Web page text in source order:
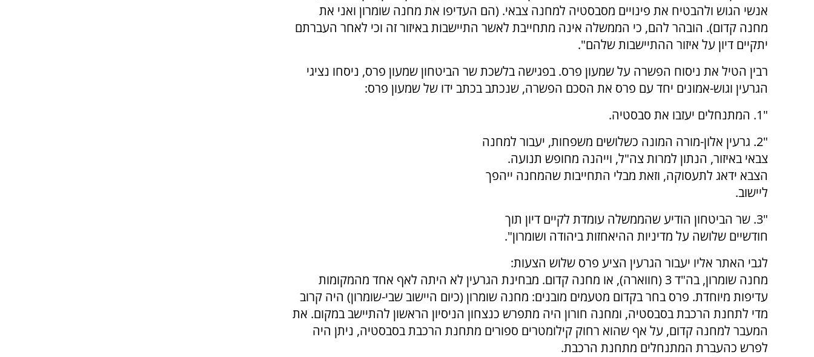
אנשי הגוש ולהבטיח את פינויים מסבסטיה למחנה צבאי. (הם העדיפו את מחנה שומרון ואני את
מחנה קדום). הובהר להם, כי הממשלה אינה מתחייבת לאשר התיישבות באיזור זה וכי לאחר העברתם
יתקיים דיון על איזור ההתיישבות שלהם".
רבין הטיל את ניסוח הפשרה על שמעון פרס. בפגישה בלשכת שר הביטחון שמעון פרס, ניסחו נציגי
הגרעין וגוש-אמונים יחד עם פרס את הסכם הפשרה, שנכתב בכתב ידו של שמעון פרס:
"1. המתנחלים יעזבו את סבסטיה.
"2. גרעין אלון-מורה המונה כשלושים משפחות, יעבור למחנה
צבאי באיזור, הנתון למרות צה"ל, וייהנה מחופש תנועה.
הצבא ידאג לתעסוקה, וזאת מבלי התחייבות שהמחנה ייהפך
ליישוב.
"3. שר הביטחון הודיע שהממשלה עומדת לקיים דיון תוך
חודשיים שלושה על מדיניות ההיאחזות ביהודה ושומרון".
לגבי האתר אליו יעבור הגרעין הציע פרס שלוש הצעות:
מחנה שומרון, בה"ד 3 (חווארה), או מחנה קדום. מבחינת הגרעין לא היתה לאף אחד מהמקומות
עדיפות מיוחדת. פרס בחר בקדום מטעמים מובנים: מחנה שומרון (כיום היישוב שבי-שומרון) היה קרוב
מדי לתחנת הרכבת בסבסטיה, ומחנה חורון היה מתפרש כנצחון הניסיון הראשון להתיישב במקום. את
המעבר למחנה קדום, על אף שהוא רחוק קילומטרים ספורים מתחנת הרכבת בסבסטיה, ניתן היה
לפרש כהעברת המתנחלים מתחנת הרכבת.